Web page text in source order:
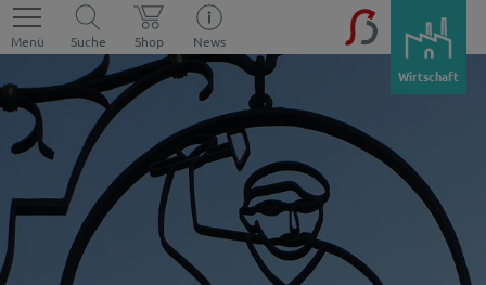
Menü Suche Shop
News
Wirtschaft